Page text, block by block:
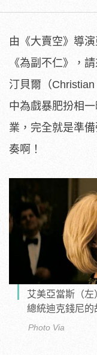
由《大賣空》導
《為副不仁》，
汀貝爾（
中為戲暴肥扮相
業，完全就是準
奏啊！
艾美亞當斯（左
總統迪克錢尼的
Photo Via